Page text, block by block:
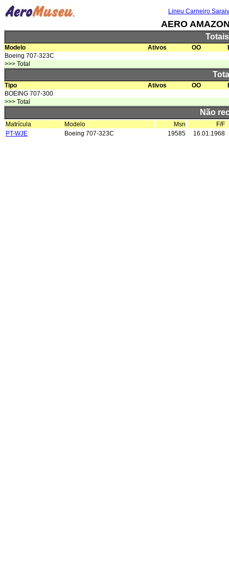
Lineu Carneiro
AERO
Modelo Ativos OO
Boeing 707-323C
>>> Total
Tipo Ativos OO
BOEING 707-300
>>> Total
Não
Matrícula Modelo Msn
F/F
PT-WJE
Boeing 707-323C 19585 16.01.1968